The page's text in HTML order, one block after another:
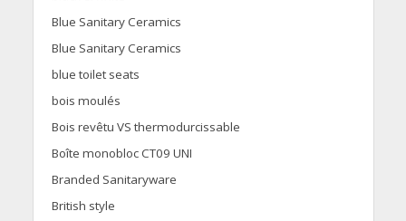
Blue Sanitary Ceramics
Blue Sanitary Ceramics
blue toilet seats
bois moulés
Bois revêtu VS thermodurcissable
Boîte monobloc CT09 UNI
Branded Sanitaryware
British style